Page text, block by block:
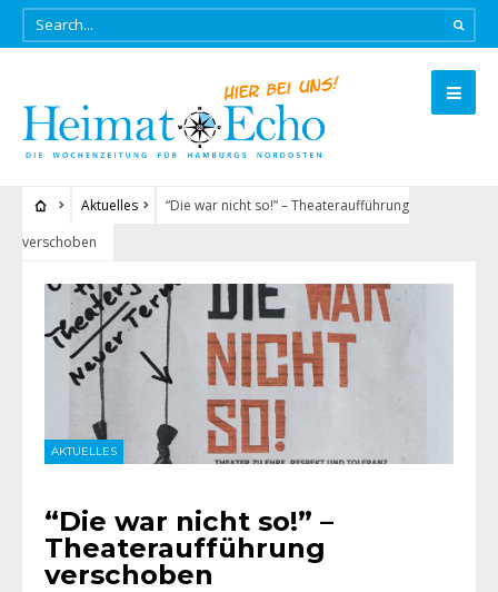
Aktuelles
“Die war nicht so!” – Theateraufführung
verschoben
AKTUELLES
“Die war nicht so!” –
Theateraufführung
verschoben